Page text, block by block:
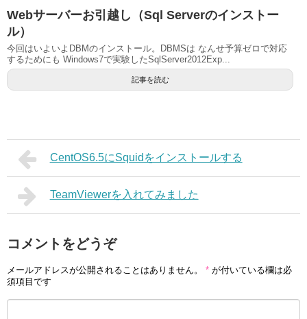
Webサーバーお引越し（Sql Serverのインストー
ル）
今回はいよいよDBMのインストール。DBMSは なんせ予算ゼロで対応
するためにも Windows7で実験したSqlServer2012Exp...
記事を読む
CentOS6.5にSquidをインストールする
TeamViewerを入れてみました
コメントをどうぞ
メールアドレスが公開されることはありません。 * が付いている欄は必
須項目です